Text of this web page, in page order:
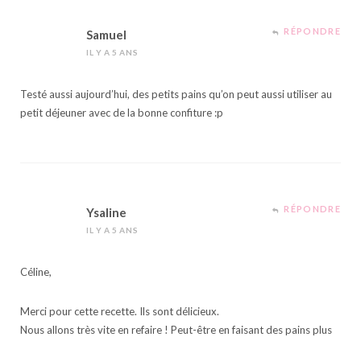
Samuel
IL Y A 5 ANS
RÉPONDRE
Testé aussi aujourd’hui, des petits pains qu’on peut aussi utiliser au
petit déjeuner avec de la bonne confiture :p
Ysaline
IL Y A 5 ANS
RÉPONDRE
Céline,
Merci pour cette recette. Ils sont délicieux.
Nous allons très vite en refaire ! Peut-être en faisant des pains plus